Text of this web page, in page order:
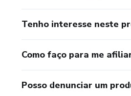
Tenho interesse neste
Como faço para me
Posso denunciar um